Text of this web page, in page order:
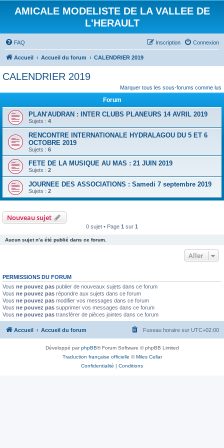
AMICALE MODELISTE DE LA VALLEE DE
L'HERAULT
FAQ Connexion
Inscription
Accueil Accueil du forum CALENDRIER 2019
CALENDRIER 2019
Marquer tous les sous-forums comme lus
Forum
PLAN'AUDRAN : INTER CLUBS PLANEURS 14 AVRIL 2019
Sujets : 4
RENCONTRE INTERNATIONALE HYDRALAGOU DU 5 ET 6
OCTOBRE 2019
Sujets : 6
FETE DE LA MUSIQUE AU MAS : 21 JUIN 2019
Sujets : 2
JOURNEE DES ASSOCIATIONS : Samedi 7 septembre 2019
Sujets : 2
Nouveau sujet
0 sujet • Page 1 sur 1
Aucun sujet n’a été publié dans ce forum.
Aller
PERMISSIONS DU FORUM
Vous ne pouvez pas publier de nouveaux sujets dans ce forum
Vous ne pouvez pas répondre aux sujets dans ce forum
Vous ne pouvez pas modifier vos messages dans ce forum
Vous ne pouvez pas supprimer vos messages dans ce forum
Vous ne pouvez pas transférer de pièces jointes dans ce forum
Accueil Accueil du forum Fuseau horaire sur UTC+02:00
Développé parphpBB® Forum Software © phpBB Limited
Traduction française officielle ©Miles Cellar
Confidentialité | Conditions